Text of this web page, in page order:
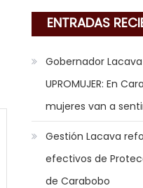
ENTRADAS
Gobernador
UPROMUJER: En
mujeres van a
Gestión Lacava
efectivos de
de Carabobo